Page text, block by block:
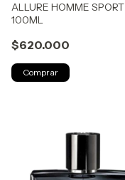
ALLURE HOMME SPORT
100ML
$620.000